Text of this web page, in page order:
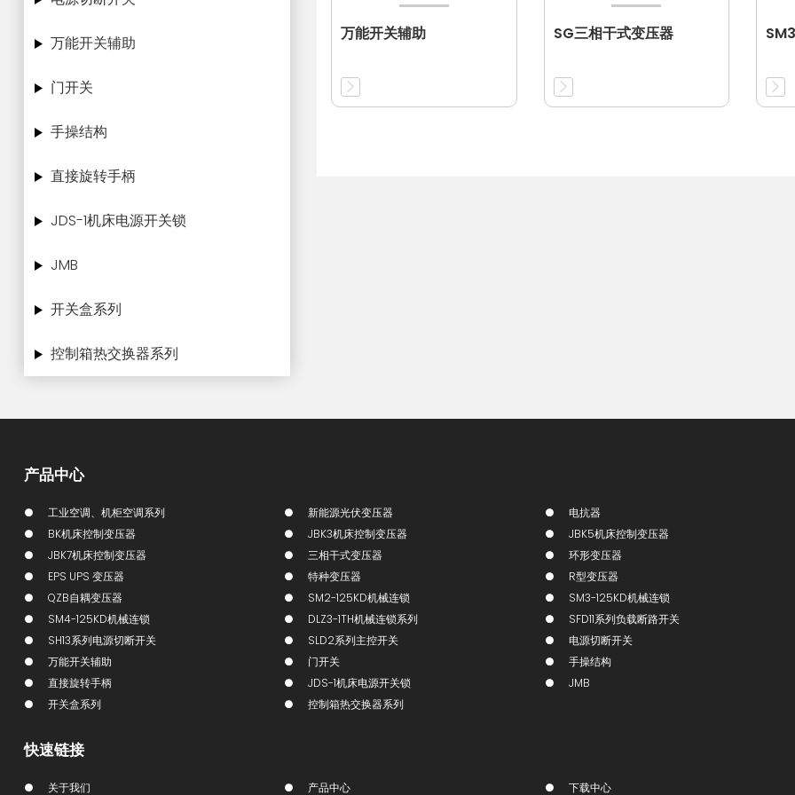
万能开关辅助
门开关
手操结构
直接旋转手柄
JDS-1机床电源开关锁
JMB
开关盒系列
控制箱热交换器系列
万能开关辅助 SG三相干式变压器
产品中心
工业空调、机柜空调系列 新能源光伏变压器
电抗器
BK机床控制变压器
JBK3机床控制变压器
JBK5机床控制变压器
JBK7机床控制变压器
三相干式变压器
环形变压器
EPS UPS 变压器
特种变压器
R型变压器
QZB自耦变压器
SM2-125KD机械连锁
SM3-125KD机械连锁
SM4-125KD机械连锁
DLZ3-1TH机械连锁系列
SFD11系列负载断路开关
SH13系列电源切断开关
SLD2系列主控开关
电源切断开关
万能开关辅助
门开关
手操结构
直接旋转手柄
JDS-1机床电源开关锁
JMB
开关盒系列
控制箱热交换器系列
快速链接
关于我们 产品中心 下载中心